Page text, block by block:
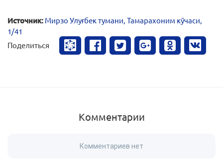
Источник: Мирзо Улуғбек тумани, Тамарахоним кўчаси,
1/41
Поделиться
Комментарии
Комментариев нет